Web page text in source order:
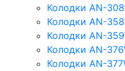
Колодки AN-
Колодки AN-
Колодки AN-
Колодки AN-
Колодки AN-